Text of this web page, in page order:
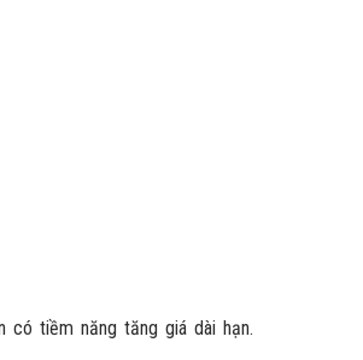
có tiềm năng tăng giá dài hạn.